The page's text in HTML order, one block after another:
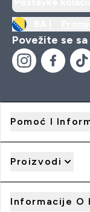
Povežite se sa
Pomoć I
Proizvodi
Informacije O